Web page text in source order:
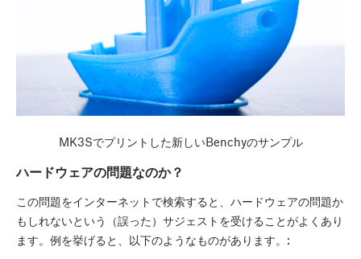
MK3Sでプリントした新しいBenchyのサンプル
ハードウェアの問題なのか？
この問題をインターネットで検索すると、ハードウェアの問題か
もしれないという（誤った）サジェストを受けることがよくあり
ます。例を挙げると、以下のようなものがあります。: